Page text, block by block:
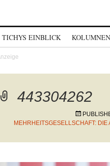
TICHYS EINBLICK KOLUMNEN
443304262
MEHRHEITSGESELLSCHAFT: